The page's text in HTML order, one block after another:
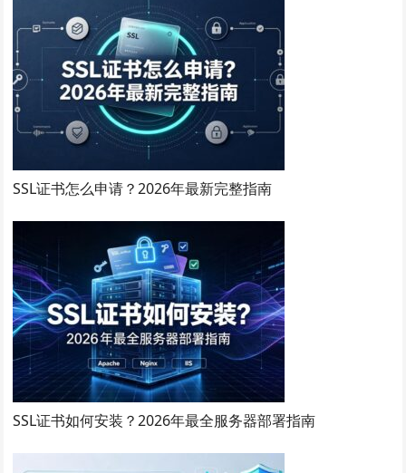
SSL证书怎么申请？2026年最新完整指南
SSL证书如何安装？2026年最全服务器部署指南